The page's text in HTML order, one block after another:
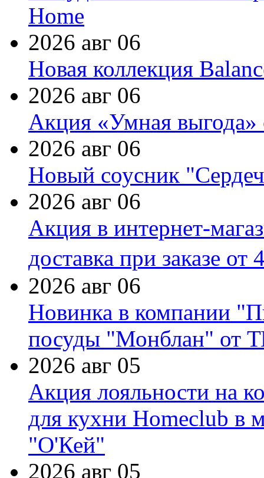
Home
2026 авг 06
Новая коллекция
2026 авг 06
Акция «Умная выгода»
2026 авг 06
Новый соусник
2026 авг 06
Акция в интернет-
доставка при заказе от
2026 авг 06
Новинка в компании
посуды "Монблан" от
2026 авг 05
Акция лояльности на
для кухни Homeclub в
"О'Кей"
2026 авг 05